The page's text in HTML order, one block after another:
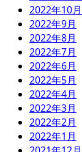
2022年10月
2022年9月
2022年8月
2022年7月
2022年6月
2022年5月
2022年4月
2022年3月
2022年2月
2022年1月